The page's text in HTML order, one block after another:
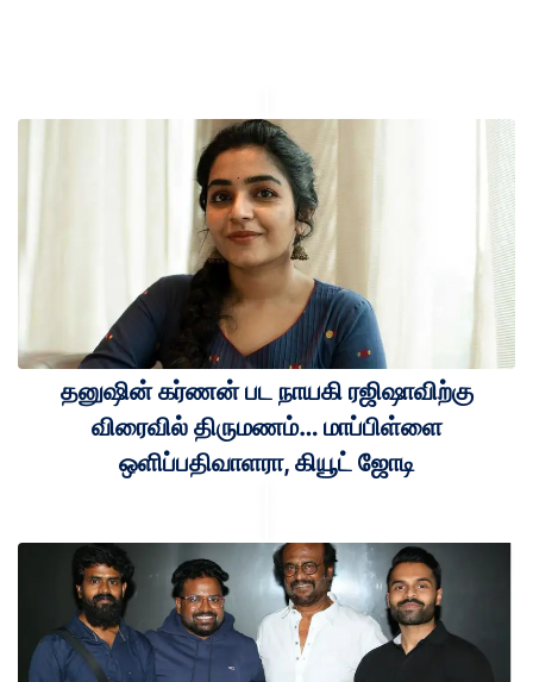
தனுஷின் கர்ணன் பட நாயகி ரஜிஷாவிற்கு
விரைவில் திருமணம்… மாப்பிள்ளை
ஒளிப்பதிவாளரா, கியூட் ஜோடி